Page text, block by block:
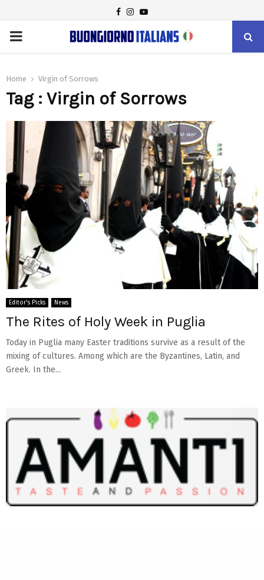
FACEBOOK
INSTAGRAM
YOUTUBE
PRIMARY
Home Virgin of Sorrows
Tag : Virgin of Sorrows
Editor's Picks News
The Rites of Holy Week in Puglia
Today in Puglia many Easter traditions survive as a result of the
mixing of cultures. Among which are the Byzantines, Latin, and
Greek. In the...